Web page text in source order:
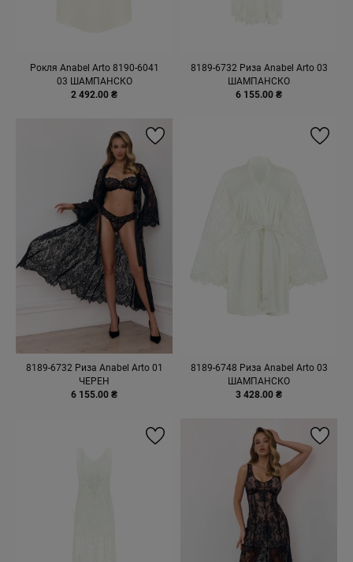
Рокля Anabel Arto 8190-6041
03 ШАМПАНСКО
2 492.00 ₴
8189-6732 Риза Anabel Arto 03
ШАМПАНСКО
6 155.00 ₴
8189-6732 Риза Anabel Arto 01
ЧЕРЕН
6 155.00 ₴
8189-6748 Риза Anabel Arto 03
ШАМПАНСКО
3 428.00 ₴